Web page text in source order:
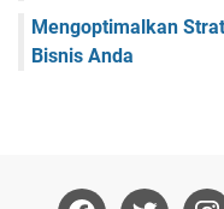
Mengoptimalkan
Bisnis Anda